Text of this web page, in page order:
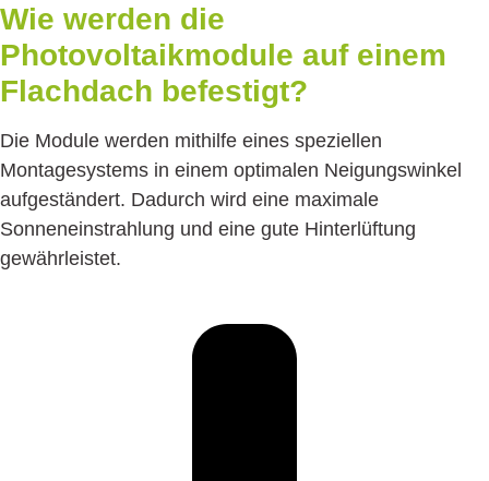
Wie werden die
Photovoltaikmodule auf einem
Flachdach befestigt?
Die Module werden mithilfe eines speziellen
Montagesystems in einem optimalen Neigungswinkel
aufgeständert. Dadurch wird eine maximale
Sonneneinstrahlung und eine gute Hinterlüftung
gewährleistet.